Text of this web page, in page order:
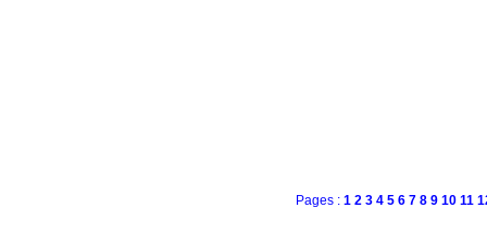
Pages : 1 2 3 4 5 6 7 8 9 10 11